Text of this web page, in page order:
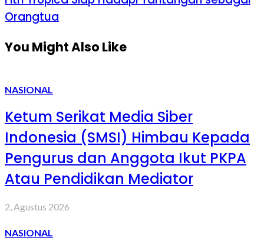
Orangtua
You Might Also Like
NASIONAL
Ketum Serikat Media Siber
Indonesia (SMSI) Himbau Kepada
Pengurus dan Anggota Ikut PKPA
Atau Pendidikan Mediator
2, Agustus 2026
NASIONAL